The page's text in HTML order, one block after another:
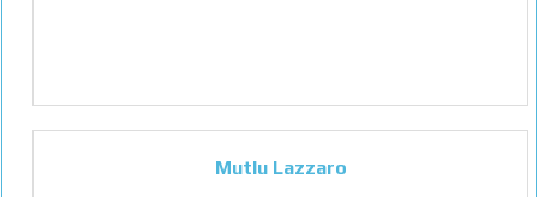
Mutlu Lazzaro